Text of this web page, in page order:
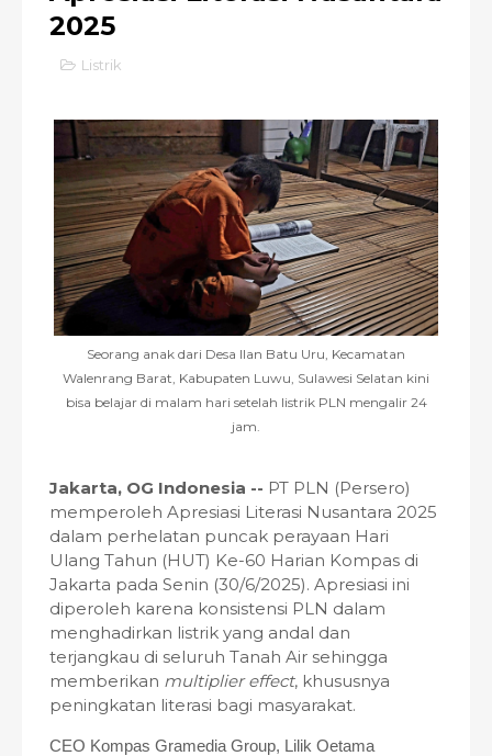
2025
Listrik
Seorang anak dari Desa Ilan Batu Uru, Kecamatan
Walenrang Barat, Kabupaten Luwu, Sulawesi Selatan kini
bisa belajar di malam hari setelah listrik PLN mengalir 24
jam.
Jakarta, OG Indonesia -- PT PLN (Persero)
memperoleh Apresiasi Literasi Nusantara 2025
dalam perhelatan puncak perayaan Hari
Ulang Tahun (HUT) Ke-60 Harian Kompas di
Jakarta pada Senin (30/6/2025). Apresiasi ini
diperoleh karena konsistensi PLN dalam
menghadirkan listrik yang andal dan
terjangkau di seluruh Tanah Air sehingga
memberikan multiplier effect, khususnya
peningkatan literasi bagi masyarakat.
CEO Kompas Gramedia Group, Lilik Oetama